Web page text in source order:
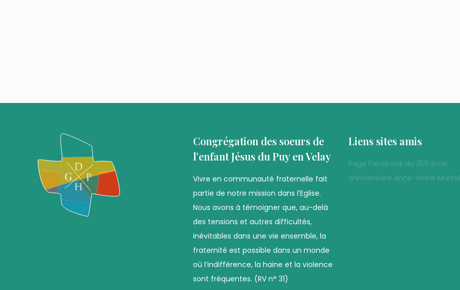
Congrégation des soeurs de
l’enfant Jésus du Puy en Velay
Vivre en communauté fraternelle fait
partie de notre mission dans l’Eglise.
Nous avons à témoigner que, au-delà
des tensions et autres difficultés,
inévitables dans une vie ensemble, la
fraternité est possible dans un monde
où l’indifférence, la haine et la violence
sont fréquentes. (RV n° 31)
Liens sites amis
Page Facebook du 350 ème
anniversaire Anne-Marie Martel